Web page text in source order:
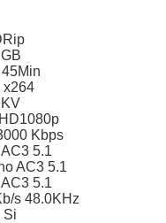
x264
Kbps
5.1
AC3 5.1
5.1
s 48.0KHz
Si